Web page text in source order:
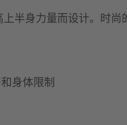
半身力量而设计。时尚
身体限制